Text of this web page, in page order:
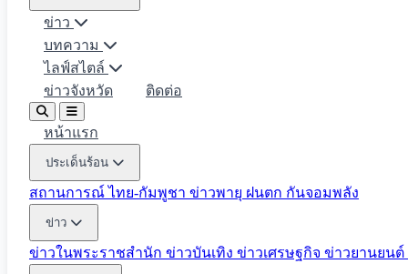
ข่าว
บทความ
ไลฟ์สไตล์
ข่าวจังหวัด
ติดต่อ
หน้าแรก
ประเด็นร้อน
สถานการณ์ ไทย-กัมพูชา ข่าวพายุ ฝนตก กันจอมพลัง
ข่าว
ข่าวในพระราชสำนัก ข่าวบันเทิง ข่าวเศรษฐกิจ ข่าวยานยนต์